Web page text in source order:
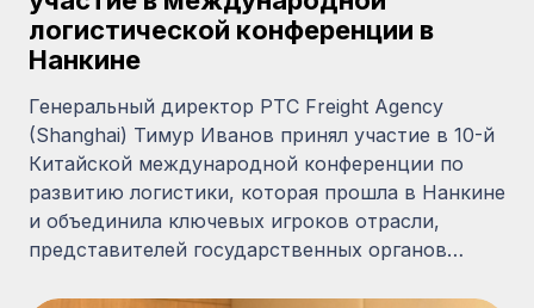
логистической конференции в
Нанкине
Генеральный директор PTC Freight Agency
(Shanghai) Тимур Иванов принял участие в 10-й
Китайской международной конференции по
развитию логистики, которая прошла в Нанкине
и объединила ключевых игроков отрасли,
представителей государственных органов…